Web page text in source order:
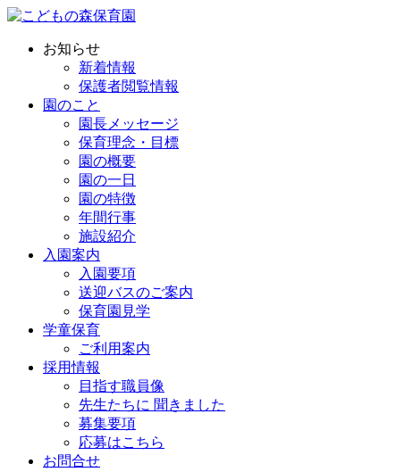
お知らせ
新着情報
保護者閲覧情報
園のこと
園長メッセージ
保育理念・目標
園の概要
園の一日
園の特徴
年間行事
施設紹介
入園案内
入園要項
送迎バスのご案内
保育園見学
学童保育
ご利用案内
採用情報
目指す職員像
先生たちに 聞きました
募集要項
応募はこちら
お問合せ